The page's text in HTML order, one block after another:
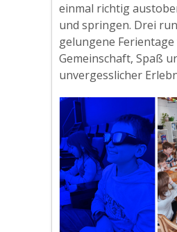
einmal richtig
und springen. Drei
gelungene
Gemeinschaft, Spaß
unvergesslicher